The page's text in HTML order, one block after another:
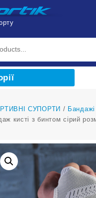
СУПОРТИ /
кисті з бинтом сірий